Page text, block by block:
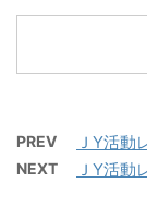
07/
22879.mp4 ト
レーニングマ
しました。 ト
ー 対 ヴェル
松阪 三重サッ
PREV ＪY活動
NEXT ＪY活動